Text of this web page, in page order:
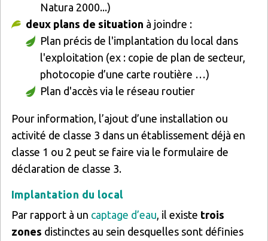
Natura 2000...)
deux plans de situation à joindre :
Plan précis de l'implantation du local dans
l'exploitation (ex : copie de plan de secteur,
photocopie d’une carte routière …)
Plan d'accès via le réseau routier
Pour information, l’ajout d’une installation ou
activité de classe 3 dans un établissement déjà en
classe 1 ou 2 peut se faire via le formulaire de
déclaration de classe 3.
Implantation du local
Par rapport à un captage d’eau , il existe trois
zones distinctes au sein desquelles sont définies